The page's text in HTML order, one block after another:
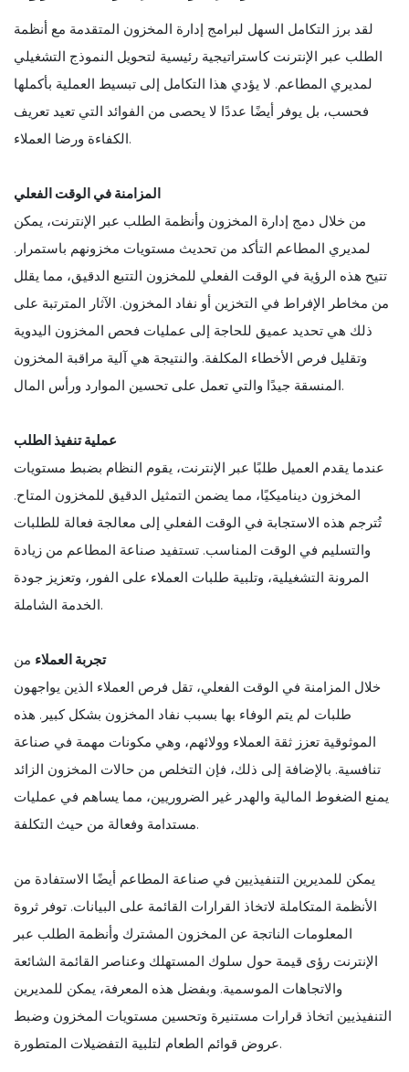
لقد برز التكامل السهل لبرامج إدارة المخزون المتقدمة مع أنظمة
الطلب عبر الإنترنت كاستراتيجية رئيسية لتحويل النموذج التشغيلي
لمديري المطاعم. لا يؤدي هذا التكامل إلى تبسيط العملية بأكملها
فحسب، بل يوفر أيضًا عددًا لا يحصى من الفوائد التي تعيد تعريف
الكفاءة ورضا العملاء.
المزامنة في الوقت الفعلي
من خلال دمج إدارة المخزون وأنظمة الطلب عبر الإنترنت، يمكن
لمديري المطاعم التأكد من تحديث مستويات مخزونهم باستمرار.
تتيح هذه الرؤية في الوقت الفعلي للمخزون التتبع الدقيق، مما يقلل
من مخاطر الإفراط في التخزين أو نفاد المخزون. الآثار المترتبة على
ذلك هي تحديد عميق للحاجة إلى عمليات فحص المخزون اليدوية
وتقليل فرص الأخطاء المكلفة. والنتيجة هي آلية مراقبة المخزون
المنسقة جيدًا والتي تعمل على تحسين الموارد ورأس المال.
عملية تنفيذ الطلب
عندما يقدم العميل طلبًا عبر الإنترنت، يقوم النظام بضبط مستويات
المخزون ديناميكيًا، مما يضمن التمثيل الدقيق للمخزون المتاح.
تُترجم هذه الاستجابة في الوقت الفعلي إلى معالجة فعالة للطلبات
والتسليم في الوقت المناسب. تستفيد صناعة المطاعم من زيادة
المرونة التشغيلية، وتلبية طلبات العملاء على الفور، وتعزيز جودة
الخدمة الشاملة.
تجربة العملاء من
خلال المزامنة في الوقت الفعلي، تقل فرص العملاء الذين يواجهون
طلبات لم يتم الوفاء بها بسبب نفاد المخزون بشكل كبير. هذه
الموثوقية تعزز ثقة العملاء وولائهم، وهي مكونات مهمة في صناعة
تنافسية. بالإضافة إلى ذلك، فإن التخلص من حالات المخزون الزائد
يمنع الضغوط المالية والهدر غير الضروريين، مما يساهم في عمليات
مستدامة وفعالة من حيث التكلفة.
يمكن للمديرين التنفيذيين في صناعة المطاعم أيضًا الاستفادة من
الأنظمة المتكاملة لاتخاذ القرارات القائمة على البيانات. توفر ثروة
المعلومات الناتجة عن المخزون المشترك وأنظمة الطلب عبر
الإنترنت رؤى قيمة حول سلوك المستهلك وعناصر القائمة الشائعة
والاتجاهات الموسمية. وبفضل هذه المعرفة، يمكن للمديرين
التنفيذيين اتخاذ قرارات مستنيرة وتحسين مستويات المخزون وضبط
عروض قوائم الطعام لتلبية التفضيلات المتطورة.